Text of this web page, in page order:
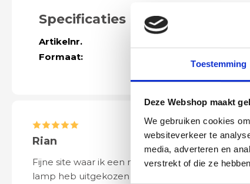
Toestemming
Deze Webshop maakt
We gebruiken cookies
websiteverkeer te
media, adverteren en
verstrekt of die ze
Specificaties
Artikelnr.
Formaat:
Rian
Fijne site waar ik een mooie
lamp heb uitgekozen en
Anne
Het